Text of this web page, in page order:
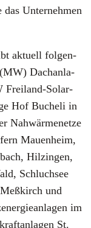
Unter­neh­men
aktu­ell fol­gen­
Dach­an­la­
Frei­land-Solar­
Hof Bucheli in
Nah­wär­me­net­ze
Mau­en­heim,
Hil­z­in­gen,
Schluch­see
und
im
St.